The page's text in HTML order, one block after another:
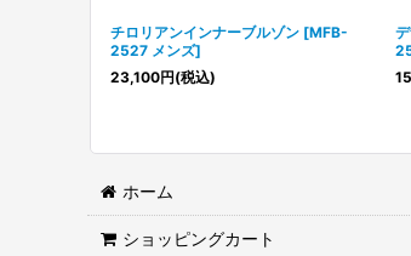
チロリアンインナーブルゾン [MFB-
2527 メンズ]
23,100円(税込)
ホーム
ショッピングカート